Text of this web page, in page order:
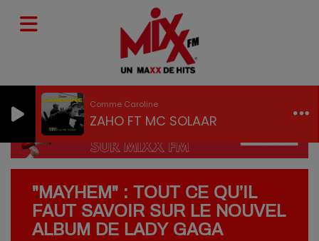
Comme Caroline
ZAHO FT MC SOLAAR
"MAYHEM" : TOUT CE QU’IL
FAUT SAVOIR SUR LE NOUVEL
ALBUM DE LADY GAGA